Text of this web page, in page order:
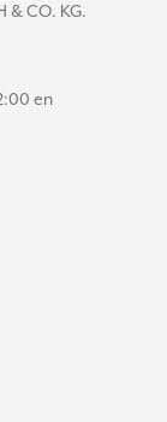
& CO. KG.
en